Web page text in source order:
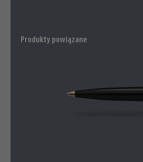
Produkty powiązane